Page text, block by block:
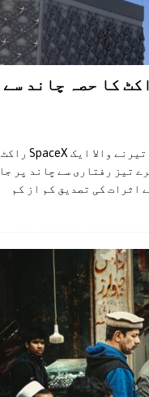
کا حصہ چاند سے
گزشتہ سال سے خلا میں تیرنے والا ایک SpaceX راکٹ
تیز رفتاری سے چاند پر جا
اثرات کی تصدیق کم از کم